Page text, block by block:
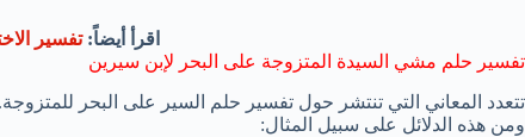
اقرأ أيضاً:تفسير
تفسير حلم مشي السيدة المتزوجة على البحر لإبن سيرين
تتعدد المعاني التي تنتشر حول تفسير حلم السير على البحر
ومن هذه الدلائل على سبيل المثال: